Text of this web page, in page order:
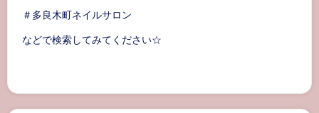
＃多良木町ネイルサロン
などで検索してみてください☆